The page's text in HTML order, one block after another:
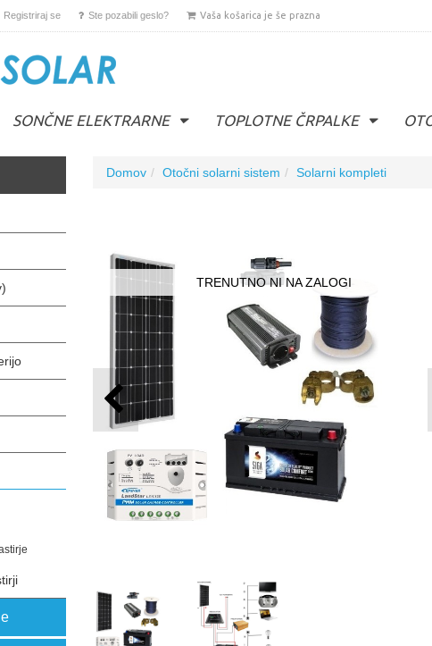
Registriraj se Ste pozabili geslo? Vaša košarica je še prazna
SONČNE ELEKTRARNE TOPLOTNE ČRPALKE
Domov Otočni solarni sistem Solarni kompleti
TRENUTNO NI NA ZALOGI